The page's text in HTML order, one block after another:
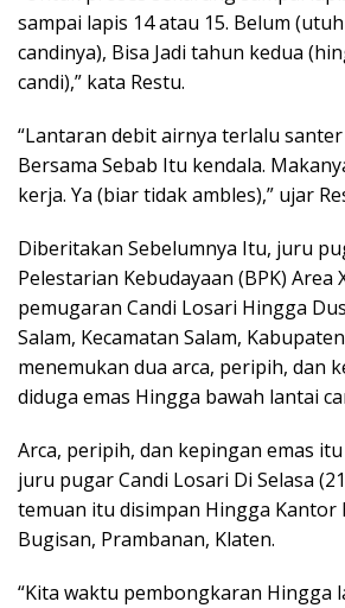
sampai lapis 14 atau 15. Belum
candinya), Bisa Jadi tahun kedua
candi),” kata Restu.
“Lantaran debit airnya terlalu
Bersama Sebab Itu kendala.
kerja. Ya (biar tidak ambles),” ujar
Diberitakan Sebelumnya Itu, juru
Pelestarian Kebudayaan (BPK) Area
pemugaran Candi Losari Hingga
Salam, Kecamatan Salam,
menemukan dua arca, peripih, dan
diduga emas Hingga bawah lantai
Arca, peripih, dan kepingan emas
juru pugar Candi Losari Di Selasa
temuan itu disimpan Hingga Kantor
Bugisan, Prambanan, Klaten.
“Kita waktu pembongkaran Hingga